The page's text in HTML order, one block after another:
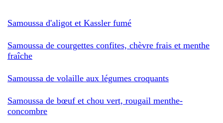
Samoussa d'aligot et Kassler fumé
Samoussa de courgettes confites, chèvre frais et menthe
fraîche
Samoussa de volaille aux légumes croquants
Samoussa de bœuf et chou vert, rougail menthe-
concombre